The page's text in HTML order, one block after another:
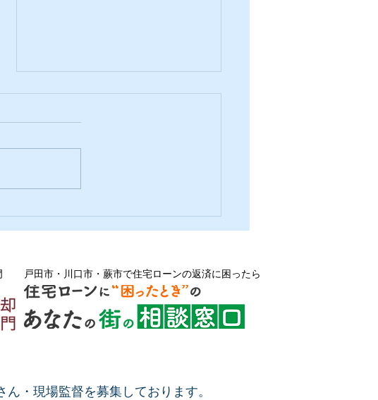
戸田市・川口市・蕨市で住宅ローンの返済に困ったら
ん・現場監督を募集しております。